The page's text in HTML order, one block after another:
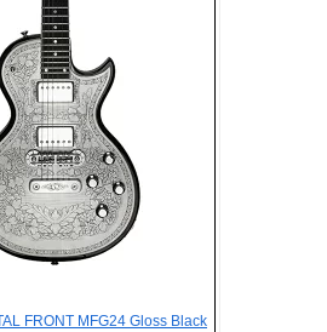
FRONT MFG24 Gloss Black